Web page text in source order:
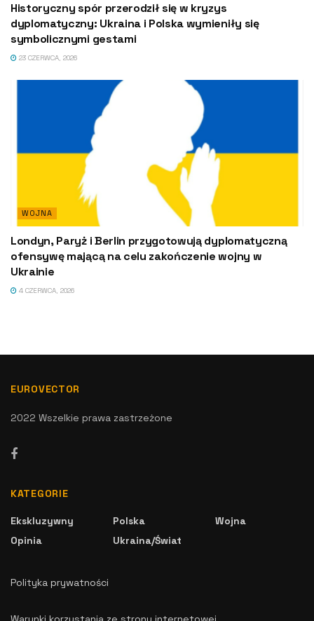
Historyczny spór przerodził się w kryzys
dyplomatyczny: Ukraina i Polska wymieniły się
symbolicznymi gestami
23 CZERWCA, 2026
WOJNA
Londyn, Paryż i Berlin przygotowują dyplomatyczną
ofensywę mającą na celu zakończenie wojny w
Ukrainie
4 CZERWCA, 2026
EUROVECTOR
2022 Wszelkie prawa zastrzeżone
KATEGORIE
Ekskluzywny
Opinia
Polska
Ukraina/Świat
Wojna
Polityka prywatności